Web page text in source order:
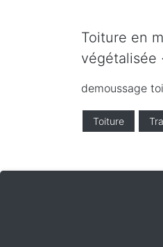
Toiture en
végétalisée
demoussage
Toiture